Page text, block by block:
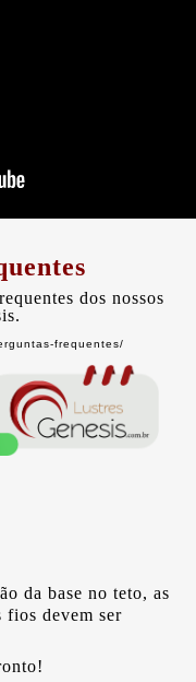
dos nossos
frequentes/
da base no teto, as
fios devem ser